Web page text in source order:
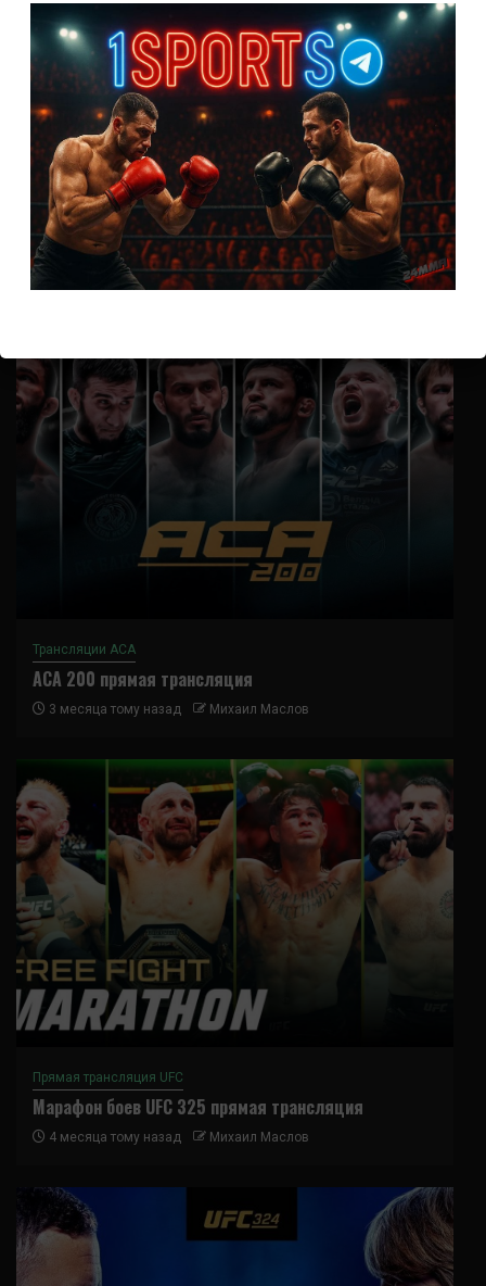
Анонимк Гилберт Бернс – Лукаш Сайевски
Аноним Джошуа Ван — Ри Цуруя
Не пошла саранча
АнонимкРоб Фонт – Дейвесон Фигередо прогноз на бой
ВОЗМОЖНО, ВЫ ПРОПУСТИЛИ
Трансляции ACA
ACA 200 прямая трансляция
3 месяца тому назад Михаил Маслов
Прямая трансляция UFC
Марафон боев UFC 325 прямая трансляция
4 месяца тому назад Михаил Маслов